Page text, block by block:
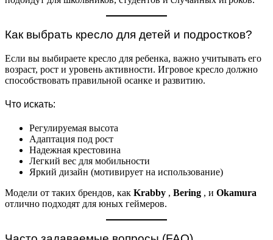
Как выбрать кресло для детей и подростков?
Если вы выбираете кресло для ребенка, важно учитывать его
возраст, рост и уровень активности. Игровое кресло должно
способствовать правильной осанке и развитию.
Что искать:
Регулируемая высота
Адаптация под рост
Надежная крестовина
Легкий вес для мобильности
Яркий дизайн (мотивирует на использование)
Модели от таких брендов, как Krabby , Bering , и Okamura
отлично подходят для юных геймеров.